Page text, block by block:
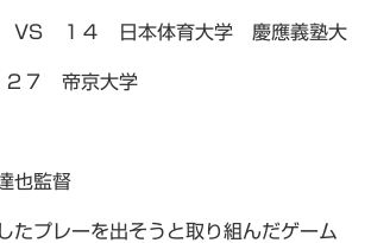
VS １４ 日本体育大学 慶應義塾大
７ 帝京大学
也監督
たプレーを出そうと取り組んだゲーム